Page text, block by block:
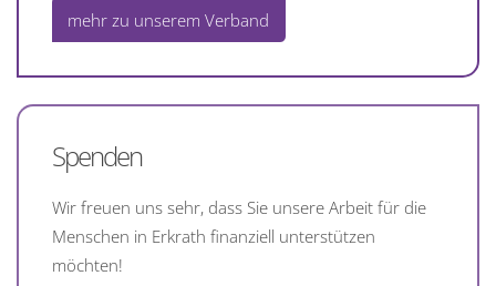
mehr zu unserem Verband
Spenden
Wir freuen uns sehr, dass Sie unsere Arbeit für die
Menschen in Erkrath finanziell unterstützen
möchten!